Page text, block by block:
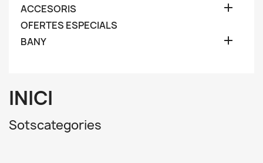
ACCESORIS 
OFERTES ESPECIALS
BANY

INICI
Sotscategories